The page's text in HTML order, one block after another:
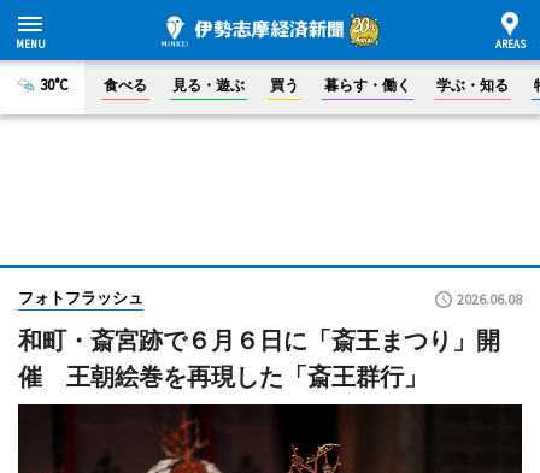
30°C 食べる 見る・遊ぶ 買う 暮らす・働く 学ぶ・知る
フォトフラッシュ 2026.06.08
和町・斎宮跡で６月６日に「斎王まつり」開
催 王朝絵巻を再現した「斎王群行」